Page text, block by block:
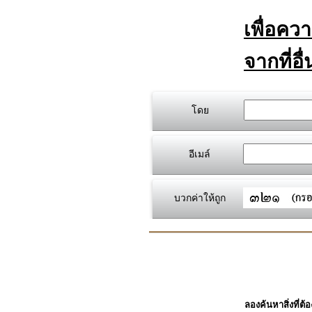
เพื่อคว
จากที่อื่
โดย
อีเมล์
บวกค่าให้ถูก
ลองค้นหาสิ่งที่ต้อ